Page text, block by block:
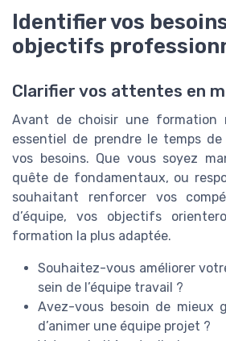
Identifier vos
objectifs
Clarifier vos attentes en
Avant de choisir une formation
essentiel de prendre le temps
vos besoins. Que vous soyez
quête de fondamentaux, ou
souhaitant renforcer vos
d’équipe, vos objectifs
formation la plus adaptée.
Souhaitez-vous améliorer
sein de l’équipe travail ?
Avez-vous besoin de mieux
d’animer une équipe projet ?